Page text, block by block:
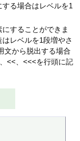
る場合はレベルを1
することができま
レベルを1段増やさ
文から脱出する場合
<<、<<<を行頭に記